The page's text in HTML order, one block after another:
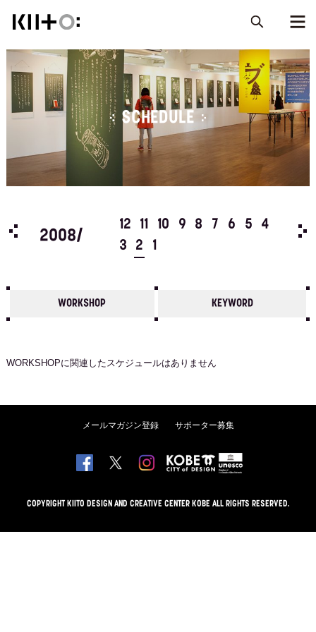
SCHEDULE
4
2008/
12 11 10 9 8 7 6 5
4
3
2 1
WORKSHOP KEYWORD
WORKSHOPに関連したスケジュールはありません
メールマガジン登録 サポーター募集
COPYRIGHT KIITO DESIGN AND CREATIVE CENTER KOBE ALL RIGHTS RESERVED.